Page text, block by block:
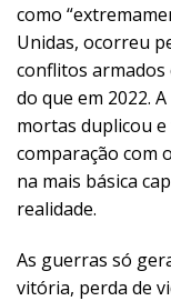
como
Unidas, ocorreu
conflitos armados
do que em 2022.
mortas duplicou
comparação com
na mais básica
realidade.
As guerras só
vitória, perda de